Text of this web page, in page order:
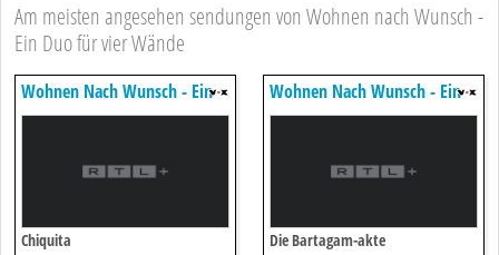
Am meisten angesehen sendungen von Wohnen nach Wunsch -
Ein Duo für vier Wände
Wohnen Nach Wunsch - Ein
Duo Für Vier Wände
Chiquita
Wohnen Nach Wunsch - Ein
Duo Für Vier Wände
Die Bartagam-akte